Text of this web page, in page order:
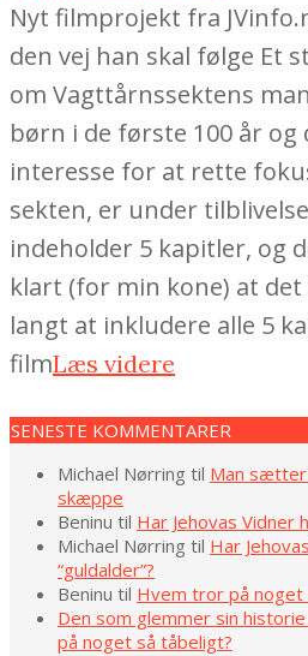
Nyt filmprojekt fra
den vej han skal følge Et
om Vagttårnssektens
børn i de første 100 år og
interesse for at rette
sekten, er under
indeholder 5 kapitler, og
klart (for min kone) at
langt at inkludere alle 5
filmLæs videre
SENESTE KOMMENTARER
Michael Nørring til Man sætter
skæppe
Beninu til Har Jehovas Vidner
Michael Nørring til Har
“guldalder”?
Beninu til Hvem tror på noget
Den som glemmer sin historie
på noget så tåbeligt?